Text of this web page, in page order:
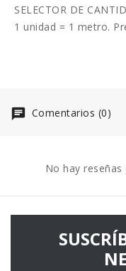
SELECTOR DE
1 unidad = 1 metro.
Comentarios (0)
No hay